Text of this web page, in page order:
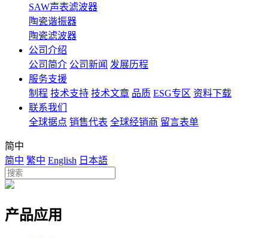
SAW声表滤波器
陶瓷谐振器
陶瓷滤波器
公司介绍
公司简介 公司新闻 发展历程
服务支援
制程 技术支持 技术文章 品质 ESG专区 资料下载
联系我们
全球据点 销售代表 全球经销商 留言表单
简中
简中 繁中 English 日本語
产品应用